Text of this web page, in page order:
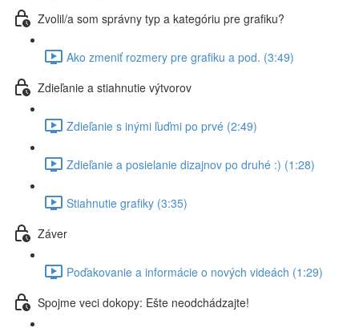
Zvolil/a som správny typ a kategóriu pre grafiku?
Ako zmeniť rozmery pre grafiku a pod. (3:49)
Zdieľanie a stiahnutie výtvorov
Zdieľanie s inými ľuďmi po prvé (2:49)
Zdieľanie a posielanie dizajnov po druhé :) (1:28)
Stiahnutie grafiky (3:35)
Záver
Poďakovanie a informácie o nových videách (1:29)
Spojme veci dokopy: Ešte neodchádzajte!